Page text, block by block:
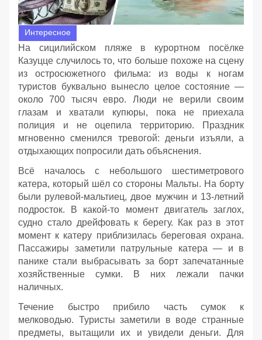
Интересное
На сицилийском пляже в курортном посёлке
Казуцце случилось то, что больше похоже на сцену
из остросюжетного фильма: из воды к ногам
туристов буквально вынесло целое состояние —
около 700 тысяч евро. Люди не верили своим
глазам и хватали купюры, пока не приехала
полиция и не оцепила территорию. Праздник
мгновенно сменился тревогой: деньги изъяли, а
отдыхающих попросили дать объяснения.
Всё началось с небольшого шестиметрового
катера, который шёл со стороны Мальты. На борту
были рулевой‑мальтиец, двое мужчин и 13‑летний
подросток. В какой‑то момент двигатель заглох,
судно стало дрейфовать к берегу. Как раз в этот
момент к катеру приблизилась береговая охрана.
Пассажиры заметили патрульные катера — и в
панике стали выбрасывать за борт запечатанные
хозяйственные сумки. В них лежали пачки
наличных.
Течение быстро прибило часть сумок к
мелководью. Туристы заметили в воде странные
предметы, вытащили их и увидели деньги. Для